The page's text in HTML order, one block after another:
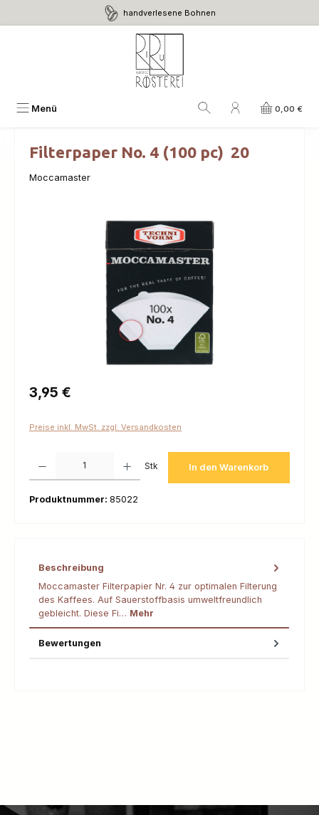
Zum Hauptinhalt springen handverlesene Bohnen
Menü 0,00 €
Filterpaper No. 4 (100 pc) 20
Moccamaster
Bildergalerie überspringen
Regulärer Preis:
3,95 €
Preise inkl. MwSt. zzgl. Versandkosten
Stk In den Warenkorb
Produktnummer: 85022
Beschreibung
Moccamaster Filterpapier Nr. 4 zur optimalen Filterung
des Kaffees. Auf Sauerstoffbasis umweltfreundlich
gebleicht. Diese Fi… Mehr
Bewertungen